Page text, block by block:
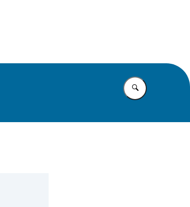
Vul in wat u